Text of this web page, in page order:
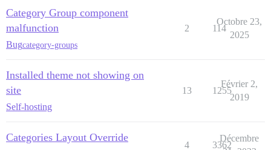
Category Group component
malfunction
Bugcategory-groups
2 114
Octobre 23,
2025
Installed theme not showing on
site
Self-hosting
13 1255
Février 2,
2019
Categories Layout Override
4 3362
Décembre